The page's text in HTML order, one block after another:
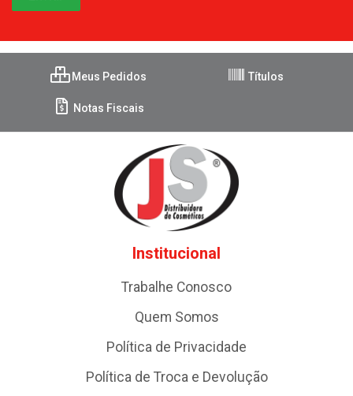
Meus Pedidos Títulos
Notas Fiscais
Institucional
Trabalhe Conosco
Quem Somos
Política de Privacidade
Política de Troca e Devolução